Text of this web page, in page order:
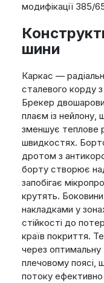
модифікації 385/
шини
Каркас —
сталевого корду
Брекер
плаєм із нейлону,
зменшує теплове
швидкостях.
дротом з
борту створює
запобігає
крутять.
накладками у
стійкості до
країв покриття.
через оптимальну
плечовому поясі,
потоку ефективно